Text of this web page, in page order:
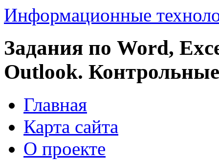
Информационные
Задания по Word,
Outlook.
Главная
Карта сайта
О проекте